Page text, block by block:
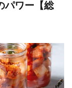
パワー【総